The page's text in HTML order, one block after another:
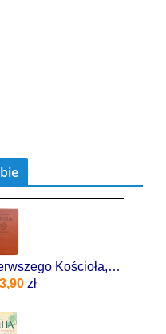
Ilustrowana Biblia pierwszego Kościoła, brązowa
zł